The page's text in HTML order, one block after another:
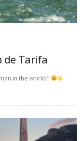
de Tarifa
in the world.”